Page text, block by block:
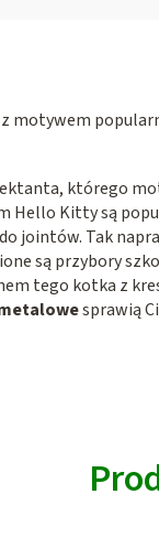
z motywem
którego
Kitty są
jointów. Tak
są przybory
tego kotka z
sprawią